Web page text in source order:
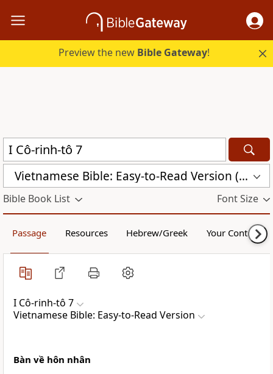
Preview the new Bible Gateway!
Vietnamese Bible: Easy-to-Read Version (BPT)
Bible Book List Font Size
Passage Resources Hebrew/Greek Your Content
I Cô-rinh-tô 7
Vietnamese Bible: Easy-to-Read Version
Bàn về hôn nhân